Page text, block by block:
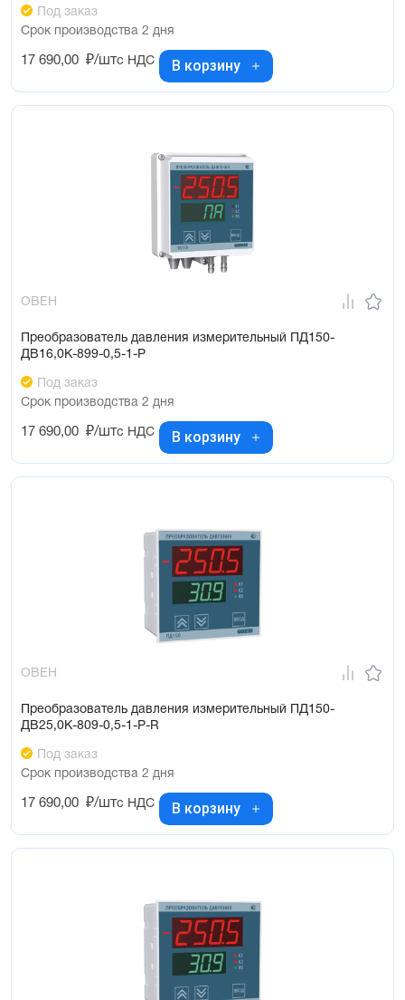
Под заказ
Срок производства 2 дня
17 690,00 ₽/штс НДС В корзину
ОВЕН
Преобразователь давления измерительный ПД150-
ДВ16,0К-899-0,5-1-Р
Под заказ
Срок производства 2 дня
17 690,00 ₽/штс НДС В корзину
ОВЕН
Преобразователь давления измерительный ПД150-
ДВ25,0К-809-0,5-1-Р-R
Под заказ
Срок производства 2 дня
17 690,00 ₽/штс НДС В корзину